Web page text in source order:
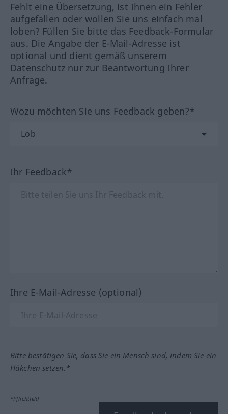
Fehlt eine Übersetzung, ist Ihnen ein Fehler
aufgefallen oder wollen Sie uns einfach mal
loben? Füllen Sie bitte das Feedback-Formular
aus. Die Angabe der E-Mail-Adresse ist
optional und dient gemäß unserem
Datenschutz nur zur Beantwortung Ihrer
Anfrage.
Wozu möchten Sie uns Feedback geben?*
Ihr Feedback*
Ihre E-Mail-Adresse (optional)
Bitte bestätigen Sie, dass Sie ein Mensch sind, indem Sie ein
Häkchen setzen.*
*Pflichtfeld